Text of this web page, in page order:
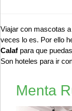
Viajar con mascotas
veces lo es. Por ello
Calaf para que
Son hoteles para ir
Menta